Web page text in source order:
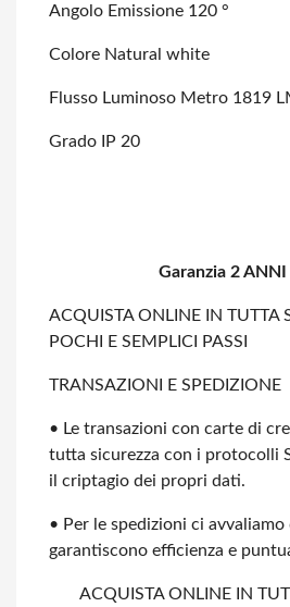
Angolo Emissione 120 °
Colore Natural white
Flusso Luminoso Metro 1819
Grado IP 20
Garanzia 2
ACQUISTA ONLINE IN TUTTA
POCHI E SEMPLICI PASSI
TRANSAZIONI E SPEDIZIONE
• Le transazioni con carte di
tutta sicurezza con i protocolli
il criptagio dei propri dati.
• Per le spedizioni ci
garantiscono efficienza e
ACQUISTA ONLINE IN